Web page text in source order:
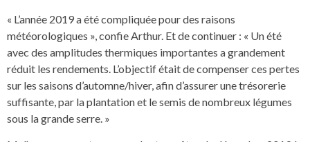
« L’année 2019 a été compliquée pour des raisons
météorologiques », confie Arthur. Et de continuer : « Un été
avec des amplitudes thermiques importantes a grandement
réduit les rendements. L’objectif était de compenser ces pertes
sur les saisons d’automne/hiver, afin d’assurer une trésorerie
suffisante, par la plantation et le semis de nombreux légumes
sous la grande serre. »